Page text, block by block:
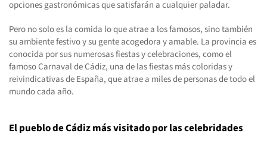
opciones gastronómicas que satisfarán a cualquier paladar.
Pero no solo es la comida lo que atrae a los famosos, sino también
su ambiente festivo y su gente acogedora y amable. La provincia es
conocida por sus numerosas fiestas y celebraciones, como el
famoso Carnaval de Cádiz, una de las fiestas más coloridas y
reivindicativas de España, que atrae a miles de personas de todo el
mundo cada año.
El pueblo de Cádiz más visitado por las celebridades